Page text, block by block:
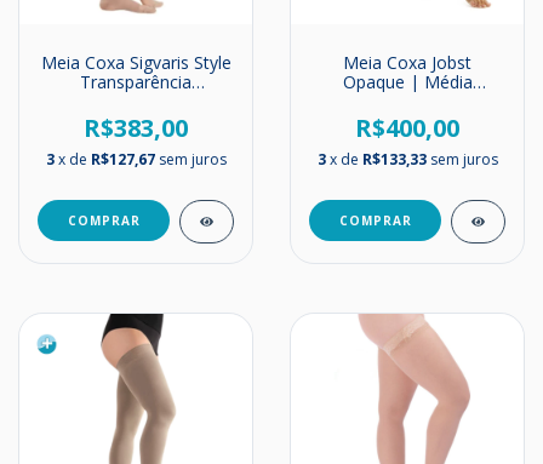
Meia Coxa Sigvaris Style
Transparência
Compressão | 20-
30mmHg
R$383,00
3 x de R$127,67 sem juros
COMPRAR
Meia Coxa Jobst
Opaque | Média
30mmHg (NOVA)
R$400,00
3 x de R$133,33 sem juros
COMPRAR